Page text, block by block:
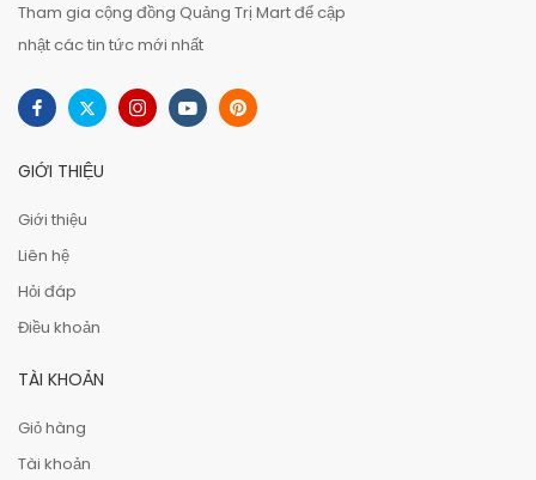
Tham gia cộng đồng Quảng Trị Mart để cập
nhật các tin tức mới nhất
GIỚI THIỆU
Giới thiệu
Liên hệ
Hỏi đáp
Điều khoản
TÀI KHOẢN
Giỏ hàng
Tài khoản